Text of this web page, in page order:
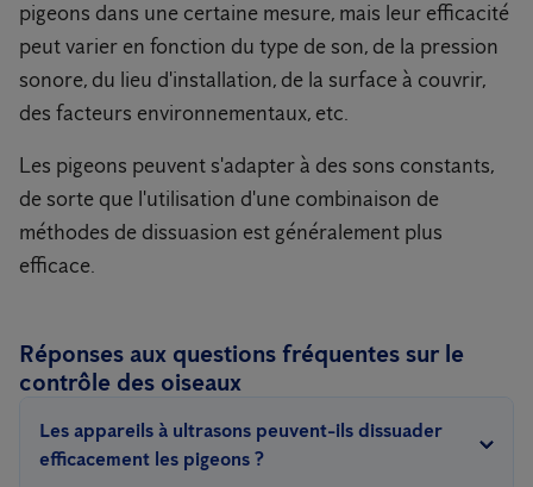
pigeons dans une certaine mesure, mais leur efficacité
peut varier en fonction du type de son, de la pression
sonore, du lieu d'installation, de la surface à couvrir,
des facteurs environnementaux, etc.
Les pigeons peuvent s'adapter à des sons constants,
de sorte que l'utilisation d'une combinaison de
méthodes de dissuasion est généralement plus
efficace.
Réponses aux questions fréquentes sur le
contrôle des oiseaux
Les appareils à ultrasons peuvent-ils dissuader
efficacement les pigeons ?